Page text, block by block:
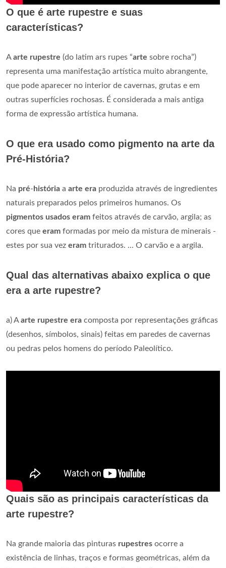
O que é arte rupestre e suas
características?
Aarte rupestre (do latim ars rupes “arte sobre rocha”)
representa uma manifestação artística muito abrangente,
que pode aparecer no interior de cavernas, grutas e em
outras superfícies rochosas. É considerada a mais antiga
forma de expressão artística humana.
O que era usado como pigmento na arte da
Pré-História?
Na pré- história a arte era produzida através de ingredientes
naturais preparados pelos primeiros humanos. Os
pigmentos usados eram feitos através de carvão, argila; as
cores que eram formadas por meio da mistura de minerais -
estes por sua vez eram triturados. ... O carvão e a argila.
Qual das alternativas abaixo explica o que
era a arte rupestre?
a) Aarte rupestre era composta por representações gráficas
(desenhos, símbolos, sinais) feitas em paredes de cavernas
ou pedras pelos homens do período Paleolítico.
Quais são as principais características da
arte rupestre?
Na grande maioria das pinturas rupestres ocorre a
existência de linhas, traços e formas geométricas, além da